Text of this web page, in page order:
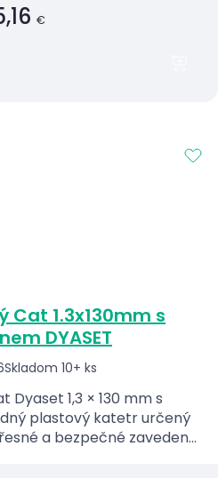
€
1.3x130mm s
DYASET
Skladom 10+ ks
1,3 × 130 mm s
plastový katetr určený
a bezpečné zavedení